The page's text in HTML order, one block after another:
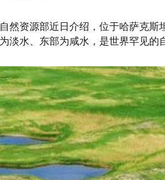
然资源部近日介绍，位于哈萨克斯
水、东部为咸水，是世界罕见的